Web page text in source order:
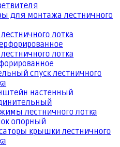
для монтажа лестничного
лотка
лотка
спуск лестничного
настенный
лестничного лотка
опорный
крышки лестничного